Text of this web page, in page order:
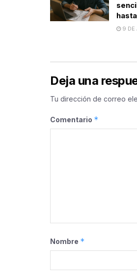
9 DE
Deja una
Tu dirección de correo
Comentario *
Nombre *